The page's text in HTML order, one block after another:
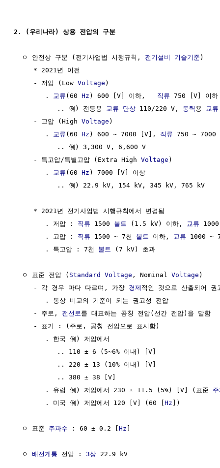
2. (우리나라) 상용 전압의 구분
  ㅇ 안전상 구분 (전기사업법 시행규칙,
전기설비 기술기준 )
     * 2021년 이전
     - 저압 (Low
Voltage )
        .
교류 (60 Hz ) 600 [V] 이하, 직류 750 [V] 이하
           .. 例) 전등용
교류 단상 110/220 V, 동력 용
교류
     - 고압 (High
Voltage )
        .
교류 (60 Hz ) 600 ~ 7000 [V], 직류 750 ~
           .. 例) 3,300 V, 6,600 V
     - 특고압/특별고압 (Extra High
Voltage )
        .
교류 (60 Hz ) 7000 [V] 이상
           .. 例) 22.9 kV, 154 kV, 345 kV, 765 kV
     * 2021년 전기사업법 시행규칙에서 변경됨
        . 저압 :
직류 1500 볼트 (1.5 kV) 이하, 교류
        . 고압 :
직류 1500 ~ 7천 볼트 이하, 교류 1000 ~
        . 특고압 : 7천
볼트 (7 kV) 초과
  ㅇ 표준 전압 (
Standard Voltage , Nominal Voltage )
     - 각 경우 마다 다르며, 가장
경제 적인 것으로 산출되어 권
        . 통상 비교의 기준이 되는 권고성 전압
     - 주로,
전선로 를 대표하는 공칭 전압(선간 전압)을 말함
     - 표기 : (주로, 공칭 전압으로 표시함)
        . 한국 例) 저압에서
           .. 110 ± 6 (5~6% 이내) [V]
           .. 220 ± 13 (10% 이내) [V]
           .. 380 ± 38 [V]
        . 유럽 例) 저압에서 230 ± 11.5 (5%) [V] (표준
        . 미국 例) 저압에서 120 [V] (60 [
Hz ])
  ㅇ 표준
주파수 : 60 ± 0.2 [Hz ]
  ㅇ
배전계통 전압 : 3상 22.9 kV